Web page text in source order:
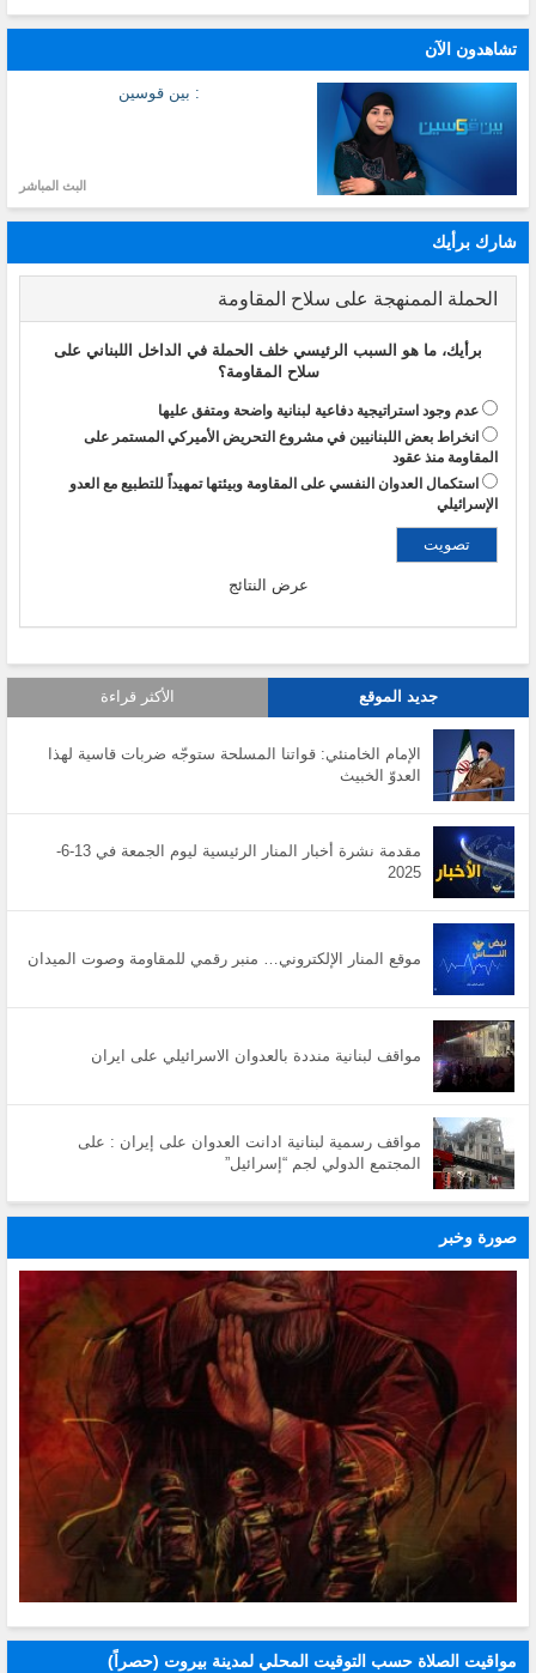
تشاهدون الآن
: بين قوسين
البث المباشر
شارك برأيك
الحملة الممنهجة على سلاح المقاومة
برأيك، ما هو السبب الرئيسي خلف الحملة في الداخل اللبناني على
سلاح المقاومة؟
عدم وجود استراتيجية دفاعية لبنانية واضحة ومتفق عليها
انخراط بعض اللبنانيين في مشروع التحريض الأميركي المستمر على
المقاومة منذ عقود
استكمال العدوان النفسي على المقاومة وبيئتها تمهيداً للتطبيع مع العدو
الإسرائيلي
عرض النتائج
جديد الموقع الأكثر قراءة
الإمام الخامنئي: قواتنا المسلحة ستوجّه ضربات قاسية لهذا
العدوّ الخبيث
مقدمة نشرة أخبار المنار الرئيسية ليوم الجمعة في 13-6-
2025
موقع المنار الإلكتروني… منبر رقمي للمقاومة وصوت الميدان
مواقف لبنانية منددة بالعدوان الاسرائيلي على ايران
مواقف رسمية لبنانية ادانت العدوان على إيران : على
المجتمع الدولي لجم “إسرائيل”
صورة وخبر
مواقيت الصلاة حسب التوقيت المحلي لمدينة بيروت (حصراً)